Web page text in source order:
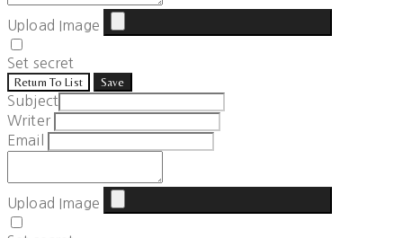
Upload Image
Set secret
Return To List Save
Subject
Writer
Email
Upload Image